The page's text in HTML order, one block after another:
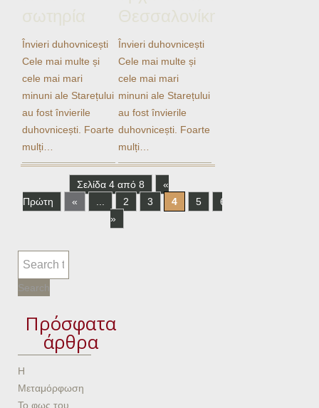
σωτηρία
Învieri duhovnicești
Cele mai multe și
cele mai mari
minuni ale Starețului
au fost învierile
duhovnicești. Foarte
mulți…
Θεσσαλονίκης
Învieri duhovnicești
Cele mai multe și
cele mai mari
minuni ale Starețului
au fost învierile
duhovnicești. Foarte
mulți…
Σελίδα 4 από 8
«
Πρώτη
« 2 3 4 5 6
»
Πρόσφατα
άρθρα
Η
Μεταμόρφωση
Το φως του